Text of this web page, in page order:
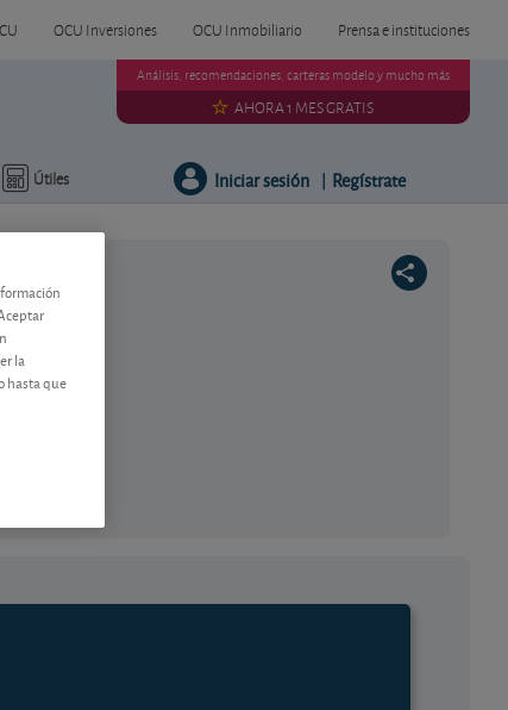
OCU Inversiones OCU Inmobiliario Prensa e instituciones
Útiles
Análisis, recomendaciones, carteras modelo y mucho más
AHORA 1 MES GRATIS
Iniciar sesión | Regístrate
la
hasta que